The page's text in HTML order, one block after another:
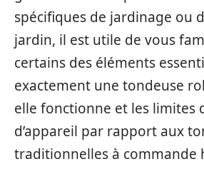
spécifiques de jardinage ou
jardin, il est utile de vous
certains des éléments
exactement une tondeuse
elle fonctionne et les limites
d’appareil par rapport aux
traditionnelles à commande